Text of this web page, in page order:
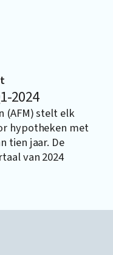
2024
(AFM) stelt elk
hypotheken met
tien jaar. De
van 2024